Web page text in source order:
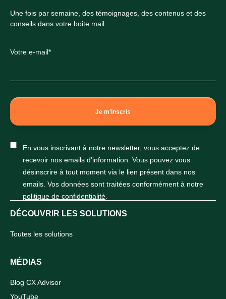
Une fois par semaine, des témoignages, des contenus et des
conseils dans votre boite mail.
Votre e-mail*
En vous inscrivant à notre newsletter, vous acceptez de
recevoir nos emails d’information. Vous pouvez vous
désinscrire à tout moment via le lien présent dans nos
emails. Vos données sont traitées conformément à notre
politique de confidentialité
DÉCOUVRIR LES SOLUTIONS
Toutes les solutions
MÉDIAS
Blog CX Advisor
YouTube